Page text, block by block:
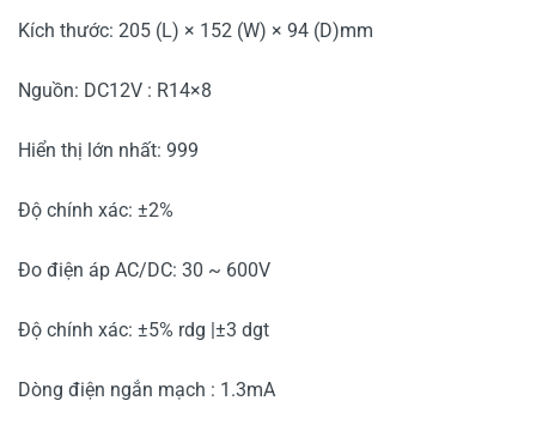
Kích thước: 205 (L) × 152 (W) × 94 (D)mm
Nguồn: DC12V : R14×8
Hiển thị lớn nhất: 999
Độ chính xác: ±2%
Đo điện áp AC/DC: 30 ~ 600V
Độ chính xác: ±5% rdg |±3 dgt
Dòng điện ngắn mạch : 1.3mA